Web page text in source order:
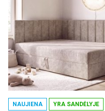
NAUJIENA YRA SANDĖLYJE